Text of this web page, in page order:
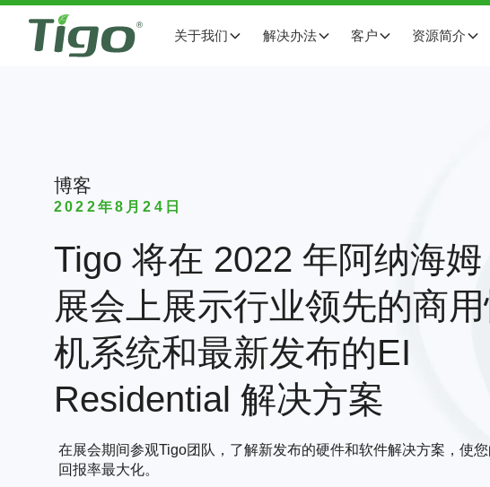
关于我们 解决办法 客户 资源简介
博客
2022年8月24日
Tigo 将在 2022 年阿纳海
展会上展示行业领先的商
机系统和最新发布的EI
Residential 解决方案
在展会期间参观Tigo团队，了解新发布的硬件和软件解决方案，使
回报率最大化。